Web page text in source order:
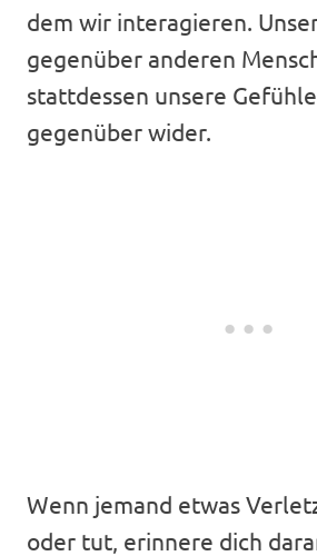
dem wir interagieren.
gegenüber anderen
stattdessen unsere
gegenüber wider.
Wenn jemand etwas
oder tut, erinnere dich